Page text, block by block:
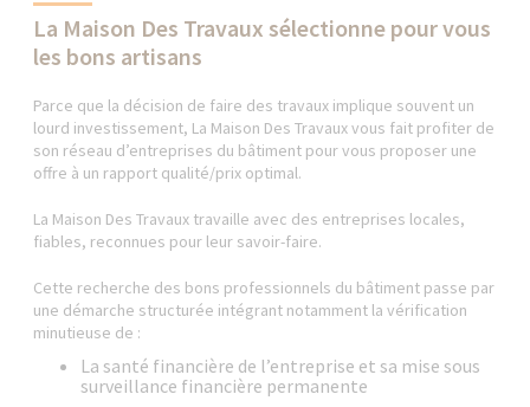
La Maison Des Travaux sélectionne pour vous
les bons artisans
Parce que la décision de faire des travaux implique souvent un
lourd investissement, La Maison Des Travaux vous fait profiter de
son réseau d’entreprises du bâtiment pour vous proposer une
offre à un rapport qualité/prix optimal.
La Maison Des Travaux travaille avec des entreprises locales,
fiables, reconnues pour leur savoir-faire.
Cette recherche des bons professionnels du bâtiment passe par
une démarche structurée intégrant notamment la vérification
minutieuse de :
La santé financière de l’entreprise et sa mise sous
surveillance financière permanente